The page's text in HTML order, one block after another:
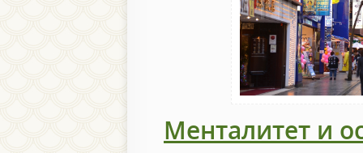
Менталитет и